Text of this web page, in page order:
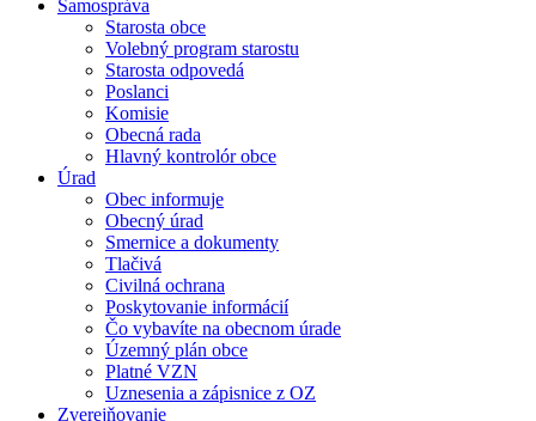
Samospráva
Starosta obce
Volebný program starostu
Starosta odpovedá
Poslanci
Komisie
Obecná rada
Hlavný kontrolór obce
Úrad
Obec informuje
Obecný úrad
Smernice a dokumenty
Tlačivá
Civilná ochrana
Poskytovanie informácií
Čo vybavíte na obecnom úrade
Územný plán obce
Platné VZN
Uznesenia a zápisnice z OZ
Zverejňovanie